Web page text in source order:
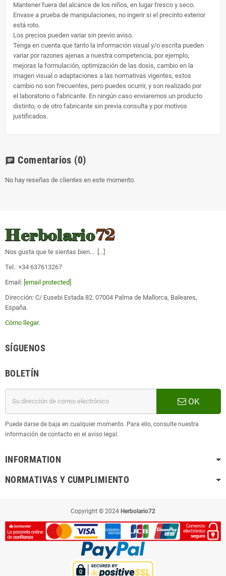
Mantener fuera del alcance de los niños, en lugar fresco y seco.
Envase a prueba de manipulaciones, no ingerir si el precinto exterior
está roto.
Los precios pueden variar sin previo aviso.
Tenga en cuenta que tanto la información visual y/o escrita pueden
variar por razones ajenas a nuestra competencia, por ejemplo,
mejoras la formulación, optimización de las dosis, cambio en la
imagen visual o adaptaciones a las normativas vigentes, estos
cambio no son frecuentes, pero puedes ocurrir, y son realizado por
el laboratorio o fabricante. En ningún caso enviaremos un producto
distinto, o de otro fabricante sin previa consulta y por motivos
justificados.
chat Comentarios (0)
No hay reseñas de clientes en este momento.
Nos gusta que te sientas bien... [ ...
Tel.: +34 637613267
Email: [email protected]
Dirección: C/ Eusebi Estada 82. 07004 Palma de Mallorca, Baleares,
España.
Cómo llegar.
SÍGUENOS
BOLETÍN
OK
Puede darse de baja en cualquier momento. Para ello, consulte nuestra
información de contacto en el aviso legal.
INFORMATION
NORMATIVAS Y CUMPLIMIENTO
Copyright © 2024 Herbolario72